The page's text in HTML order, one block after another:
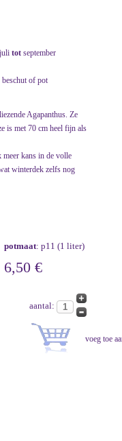
juli tot september
beschut of pot
Agapanthus. Ze
is met 70 cm heel fijn als
meer kans in de volle
winterdek zelfs nog
potmaat: p11 (1 liter)
6,50 €
aantal: